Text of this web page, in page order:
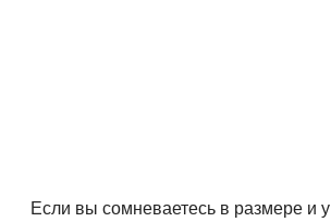
Если вы сомневаетесь в размере и у